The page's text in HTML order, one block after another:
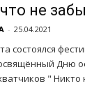
не
- 25.04.2021
состоялся
Дню
"